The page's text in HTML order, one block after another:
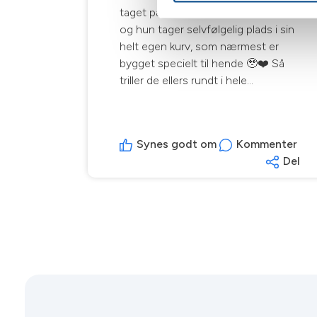
taget på cykeltur med mor og far –
og hun tager selvfølgelig plads i sin
helt egen kurv, som nærmest er
bygget specielt til hende 🥹❤️ Så
triller de ellers rundt i hele
ingen tvivl om, hvem der er turens
Synes godt om
Kommenter
Del